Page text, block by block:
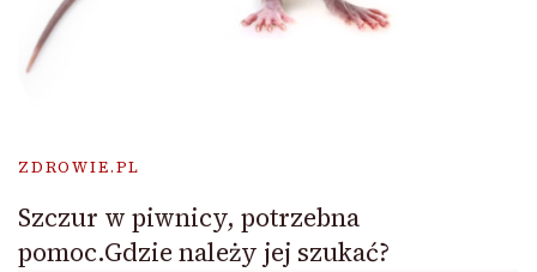
ZDROWIE.PL
Szczur w piwnicy, potrzebna
pomoc.Gdzie należy jej szukać?